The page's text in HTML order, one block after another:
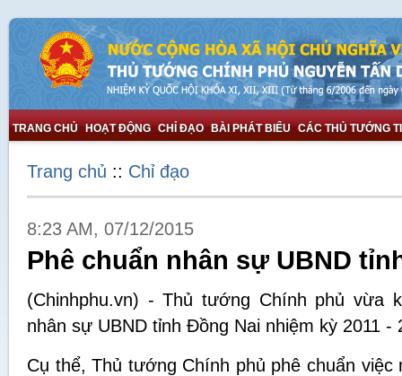
TRANG CHỦ HOẠT ĐỘNG CHỈ ĐẠO BÀI PHÁT BIỂU CÁC THỦ TƯỚNG
Trang chủ :: Chỉ đạo
8:23 AM, 07/12/2015
Phê chuẩn nhân sự UBND
(Chinhphu.vn) - Thủ tướng Chính phủ vừa
nhân sự UBND tỉnh Đồng Nai nhiệm kỳ 2011 -
Cụ thể, Thủ tướng Chính phủ phê chuẩn việc